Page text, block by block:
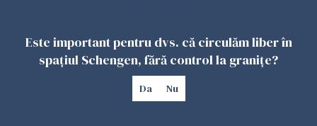
Româncă din Italia, acuzată că și-a lăsat copiii
singuri în casă pentru a merge la mall. Vecinii
Este important pentru dvs. că circulăm liber în
spațiul Schengen, fără control la granițe?
Da Nu